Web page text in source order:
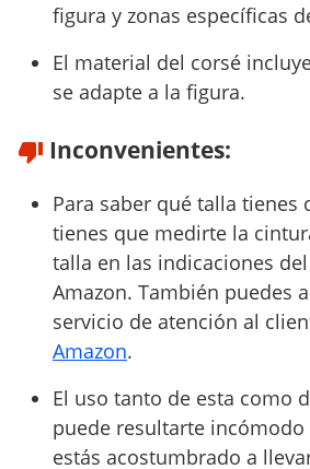
figura y zonas específicas
El material del corsé
se adapte a la figura.
Inconvenientes:
Para saber qué talla tienes
tienes que medirte la
talla en las indicaciones
Amazon. También puedes
servicio de atención al
Amazon.
El uso tanto de esta como
puede resultarte
estás acostumbrado a